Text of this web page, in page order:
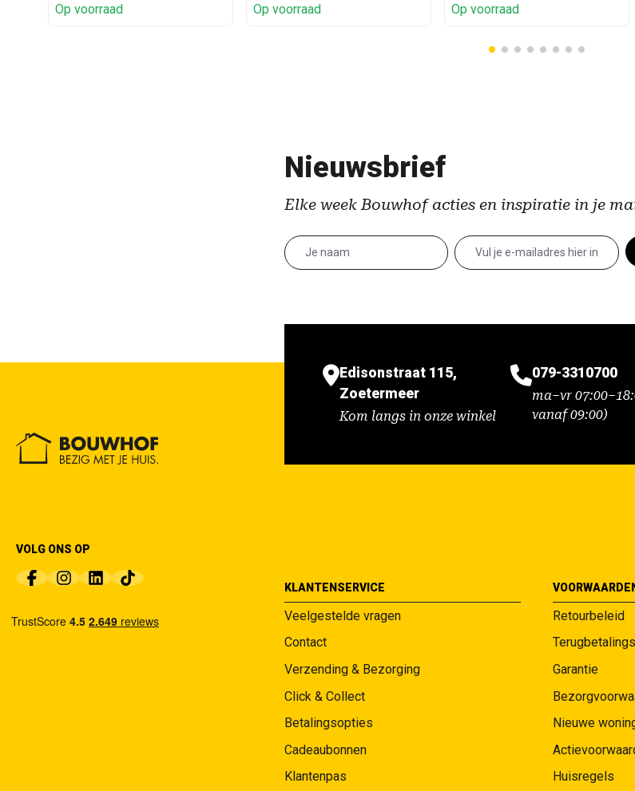
Op voorraad Op voorraad Op voorraad
Nieuwsbrief
Elke week Bouwhof acties en inspiratie in je
Edisonstraat 115,
Zoetermeer
Kom langs in onze winkel
079-3310700
ma–vr
vanaf 09:00)
VOLG ONS OP
KLANTENSERVICE
Veelgestelde vragen
Contact
Verzending & Bezorging
Click & Collect
Betalingsopties
Cadeaubonnen
Klantenpas
Retourbeleid
Garantie
Nieuwe
Huisregels